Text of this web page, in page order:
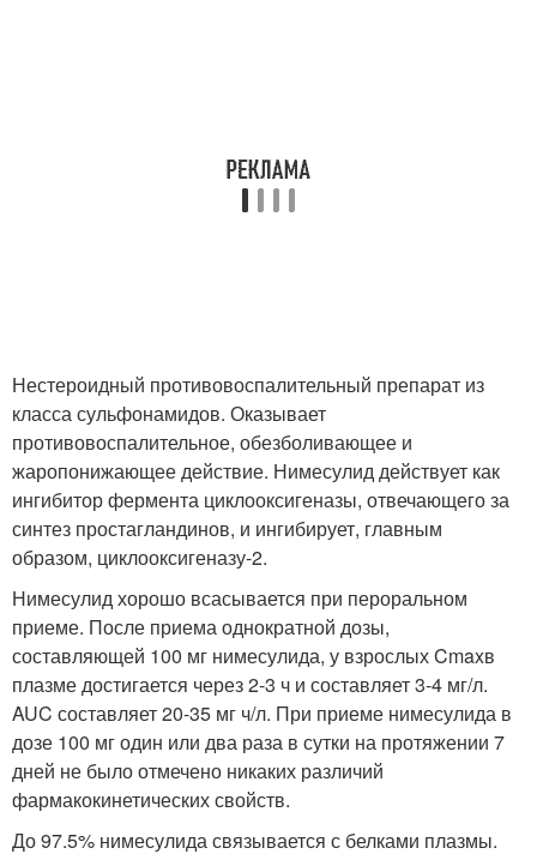
Нестероидный противовоспалительный препарат из
класса сульфонамидов. Оказывает
противовоспалительное, обезболивающее и
жаропонижающее действие. Нимесулид действует как
ингибитор фермента циклооксигеназы, отвечающего за
синтез простагландинов, и ингибирует, главным
образом, циклооксигеназу-2.
Нимесулид хорошо всасывается при пероральном
приеме. После приема однократной дозы,
составляющей 100 мг нимесулида, у взрослых Cmaxв
плазме достигается через 2-3 ч и составляет 3-4 мг/л.
AUC составляет 20-35 мг ч/л. При приеме нимесулида в
дозе 100 мг один или два раза в сутки на протяжении 7
дней не было отмечено никаких различий
фармакокинетических свойств.
До 97.5% нимесулида связывается с белками плазмы.